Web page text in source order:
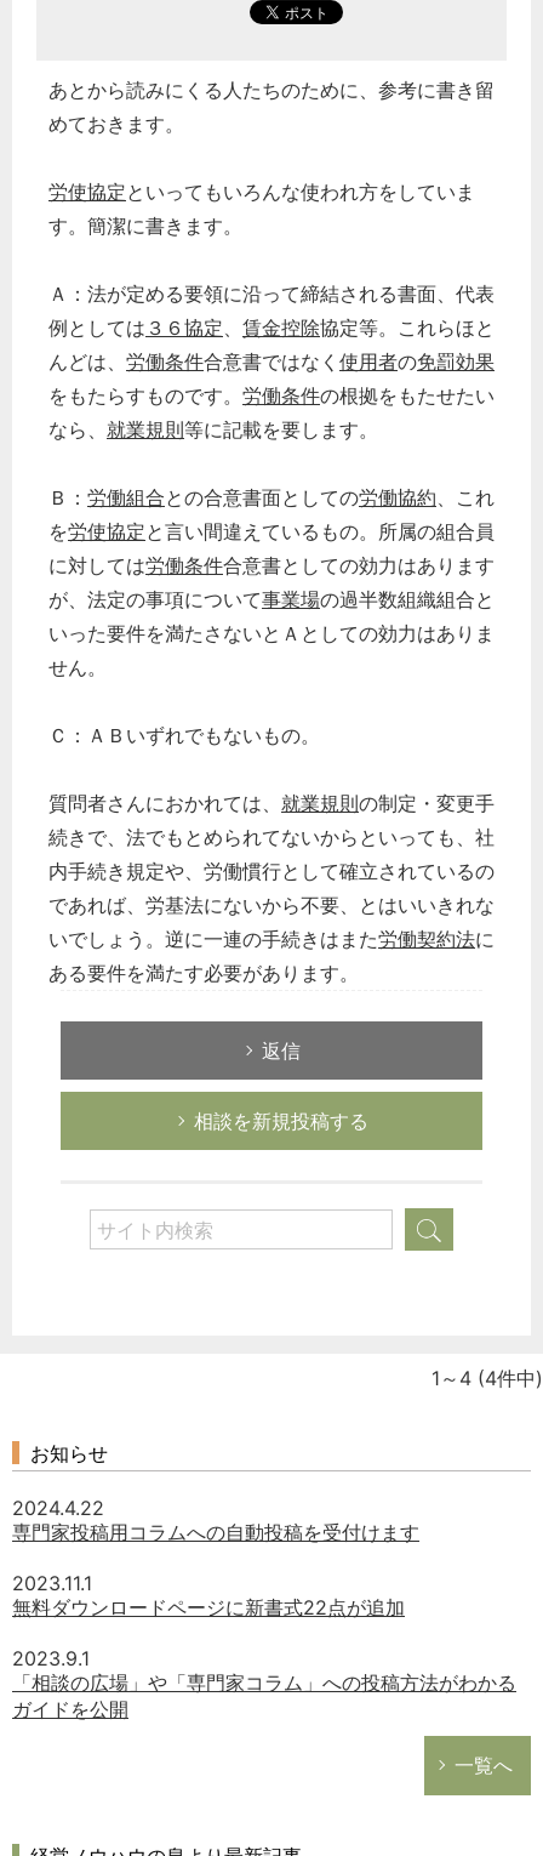
あとから読みにくる人たちのために、参考に書き留
めておきます。
労使協定といってもいろんな使われ方をしていま
す。簡潔に書きます。
Ａ：法が定める要領に沿って締結される書面、代表
例としては ３６協定、 賃金控除協定等。これらほと
んどは、 労働条件合意書ではなく 使用者の免罰効果
をもたらすものです。 労働条件の根拠をもたせたい
なら、 就業規則等に記載を要します。
Ｂ： 労働組合との合意書面としての労働協約、これ
を労使協定と言い間違えているもの。所属の組合員
に対しては労働条件合意書としての効力はあります
が、法定の事項について事業場の過半数組織組合と
いった要件を満たさないとＡとしての効力はありま
せん。
Ｃ：ＡＢいずれでもないもの。
質問者さんにおかれては、 就業規則の制定・変更手
続きで、法でもとめられてないからといっても、社
内手続き規定や、労働慣行として確立されているの
であれば、労基法にないから不要、とはいいきれな
いでしょう。逆に一連の手続きはまた労働契約法に
ある要件を満たす必要があります。
返信
相談を新規投稿する
どのカテゴリーに投稿しますか？
選択してください
労務管理
税務経理
経営の知恵
総務の給湯室
秘書のノウハウ
次へ
1～4 (4件中)
お知らせ
2024.4.22
専門家投稿用コラムへの自動投稿を受付けます
2023.11.1
無料ダウンロードページに新書式22点が追加
2023.9.1
「相談の広場」や「専門家コラム」への投稿方法がわかる
ガイドを公開
一覧へ